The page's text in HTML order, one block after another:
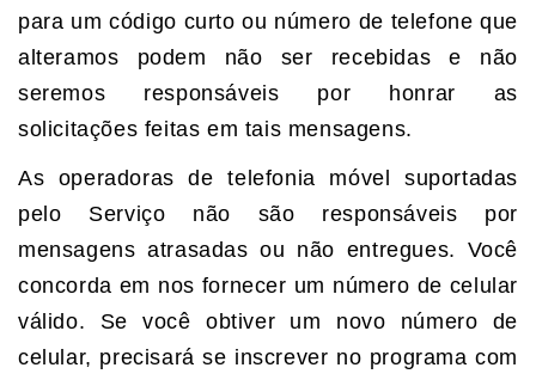
para um código curto ou número de telefone que
alteramos podem não ser recebidas e não
seremos responsáveis ​​por honrar as
solicitações feitas em tais mensagens.
As operadoras de telefonia móvel suportadas
pelo Serviço não são responsáveis ​​por
mensagens atrasadas ou não entregues. Você
concorda em nos fornecer um número de celular
válido. Se você obtiver um novo número de
celular, precisará se inscrever no programa com